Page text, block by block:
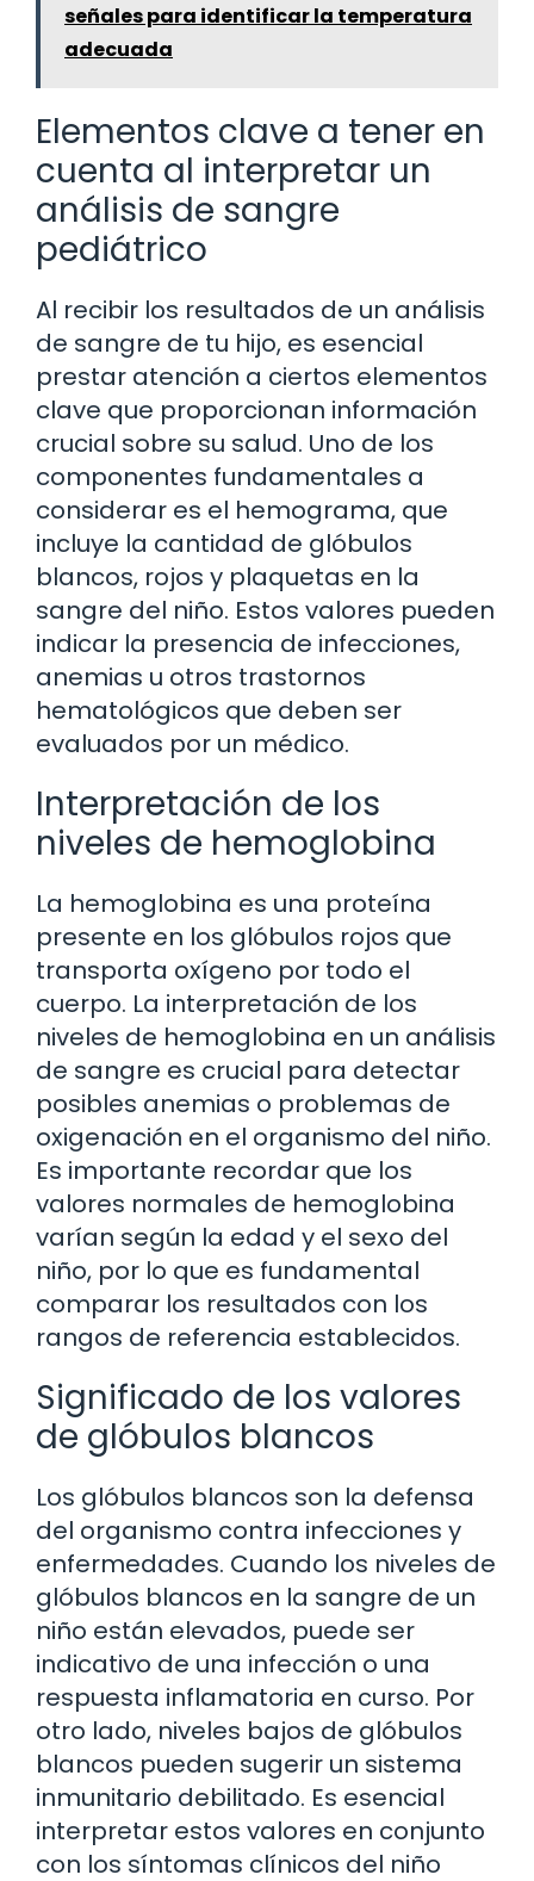
señales para identificar la temperatura
adecuada
Elementos clave a tener en
cuenta al interpretar un
análisis de sangre
pediátrico
Al recibir los resultados de un análisis
de sangre de tu hijo, es esencial
prestar atención a ciertos elementos
clave que proporcionan información
crucial sobre su salud. Uno de los
componentes fundamentales a
considerar es el hemograma, que
incluye la cantidad de glóbulos
blancos, rojos y plaquetas en la
sangre del niño. Estos valores pueden
indicar la presencia de infecciones,
anemias u otros trastornos
hematológicos que deben ser
evaluados por un médico.
Interpretación de los
niveles de hemoglobina
La hemoglobina es una proteína
presente en los glóbulos rojos que
transporta oxígeno por todo el
cuerpo. La interpretación de los
niveles de hemoglobina en un análisis
de sangre es crucial para detectar
posibles anemias o problemas de
oxigenación en el organismo del niño.
Es importante recordar que los
valores normales de hemoglobina
varían según la edad y el sexo del
niño, por lo que es fundamental
comparar los resultados con los
rangos de referencia establecidos.
Significado de los valores
de glóbulos blancos
Los glóbulos blancos son la defensa
del organismo contra infecciones y
enfermedades. Cuando los niveles de
glóbulos blancos en la sangre de un
niño están elevados, puede ser
indicativo de una infección o una
respuesta inflamatoria en curso. Por
otro lado, niveles bajos de glóbulos
blancos pueden sugerir un sistema
inmunitario debilitado. Es esencial
interpretar estos valores en conjunto
con los síntomas clínicos del niño